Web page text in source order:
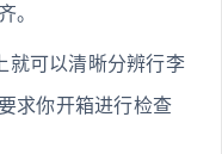
。
就可以清晰分辨行李
求你开箱进行检查